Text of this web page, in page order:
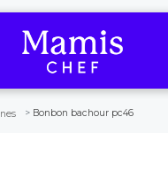
Bonbon bachour pc46